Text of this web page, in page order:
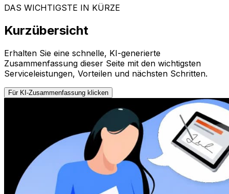
DAS WICHTIGSTE IN KÜRZE
Kurzübersicht
Erhalten Sie eine schnelle, KI-generierte
Zusammenfassung dieser Seite mit den wichtigsten
Serviceleistungen, Vorteilen und nächsten Schritten.
Für KI-Zusammenfassung klicken